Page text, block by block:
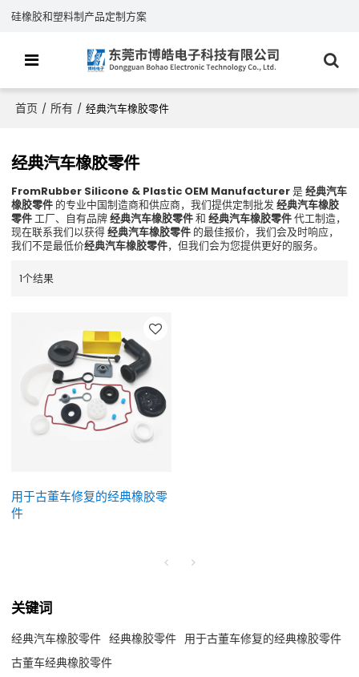
硅橡胶和塑料制产品定制方案
首页 / 所有 / 经典汽车橡胶零件
经典汽车橡胶零件
FromRubber Silicone & Plastic OEM Manufacturer是经典汽车
橡胶零件 的专业中国制造商和供应商，我们提供定制批发经典汽车橡胶
零件工厂、自有品牌经典汽车橡胶零件和经典汽车橡胶零件代工制造，
现在联系我们以获得经典汽车橡胶零件 的最佳报价，我们会及时响应，
我们不是最低价经典汽车橡胶零件，但我们会为您提供更好的服务。
1个结果
用于古董车修复的经典橡胶零
件
关键词
经典汽车橡胶零件 经典橡胶零件 用于古董车修复的经典橡胶零件
古董车经典橡胶零件